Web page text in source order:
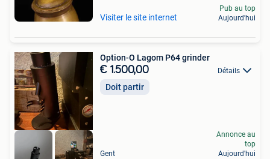
Visiter le site internet
Pub au top
Aujourd'hui
Option-O Lagom P64 grinder
€ 1.500,00 Détails
Doit partir
Gent
Annonce au
top
Aujourd'hui